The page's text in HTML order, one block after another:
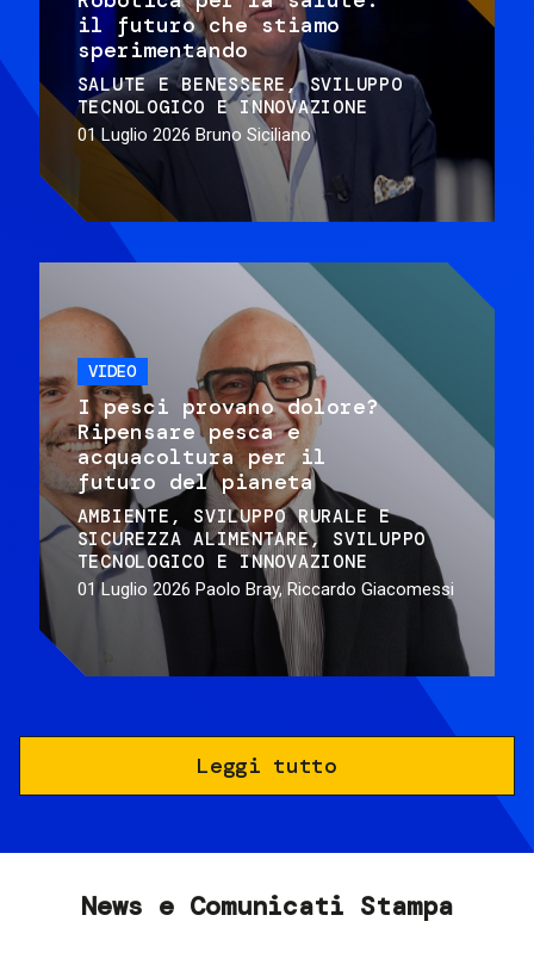
il futuro che stiamo
sperimentando
SALUTE E BENESSERE
SVILUPPO
TECNOLOGICO E INNOVAZIONE
01 Luglio 2026 Bruno Siciliano
VIDEO
I pesci provano dolore?
Ripensare pesca e
acquacoltura per il
futuro del pianeta
AMBIENTE
SVILUPPO RURALE E
SICUREZZA ALIMENTARE
SVILUPPO
TECNOLOGICO E INNOVAZIONE
01 Luglio 2026 Paolo Bray, Riccardo Giacomessi
Leggi tutto
News e Comunicati Stampa